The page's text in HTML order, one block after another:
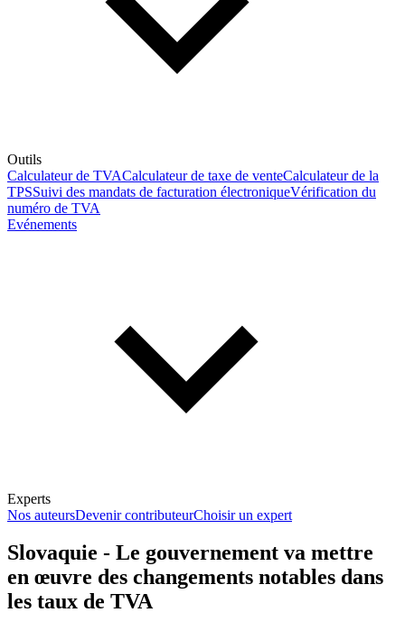
Outils
Calculateur de TVACalculateur de taxe de venteCalculateur de la
TPSSuivi des mandats de facturation électroniqueVérification du
numéro de TVA
Evénements
Experts
Nos auteursDevenir contributeurChoisir un expert
En savoir plus sur la fiscalité
Slovaquie - Le gouvernement va mettre
en œuvre des changements notables dans
les taux de TVA